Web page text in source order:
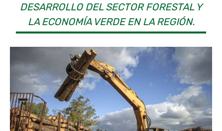
DESARROLLO DEL SECTOR FORESTAL Y
LA ECONOMÍA VERDE EN LA REGIÓN.